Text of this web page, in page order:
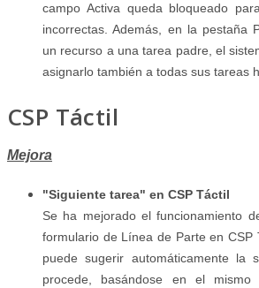
campo Activa queda bloqueado
incorrectas. Además, en la pestaña
un recurso a una tarea padre, el
asignarlo también a todas sus tareas
CSP Táctil
Mejora
"Siguiente tarea" en CSP Táctil
Se ha mejorado el funcionamiento
formulario de Línea de Parte en CSP
puede sugerir automáticamente la
procede, basándose en el